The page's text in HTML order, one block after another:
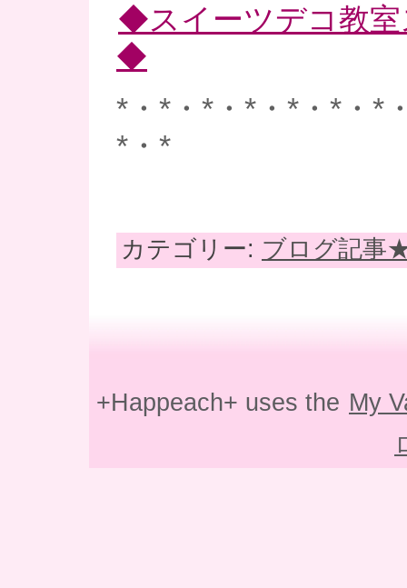
◆スイーツデコ教室
◆
*・*・*・*・*・*・*
*・*
カテゴリー: ブログ記事
+Happeach+ uses the My